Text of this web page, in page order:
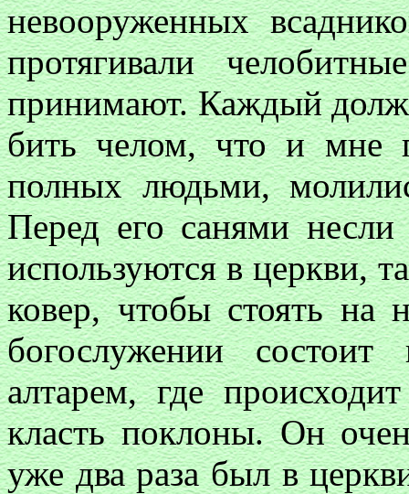
невооруженных
протягивали
принимают. Каждый
бить челом, что и мне
полных людьми,
Перед его санями несли
используются в церкви,
ковер, чтобы стоять на
богослужении
алтарем, где
класть поклоны. Он
уже два раза был в